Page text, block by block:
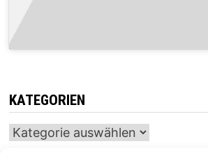
KATEGORIEN
Kategorien